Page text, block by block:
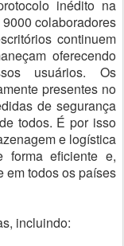
inédito na
colaboradores
continuem
oferecendo
usuários. Os
presentes no
de segurança
todos. É por isso
e logística
forma eficiente e,
em todos os países
incluindo: